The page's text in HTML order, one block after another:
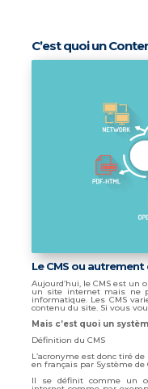
C’est quoi un
Le CMS ou
Aujourd’hui, le CMS est
un site internet mais ne
informatique. Les CMS
contenu du site. Si vous
Mais c’est quoi un
Définition du CMS
L’acronyme est donc tiré
en français par Système de
Il se définit comme un